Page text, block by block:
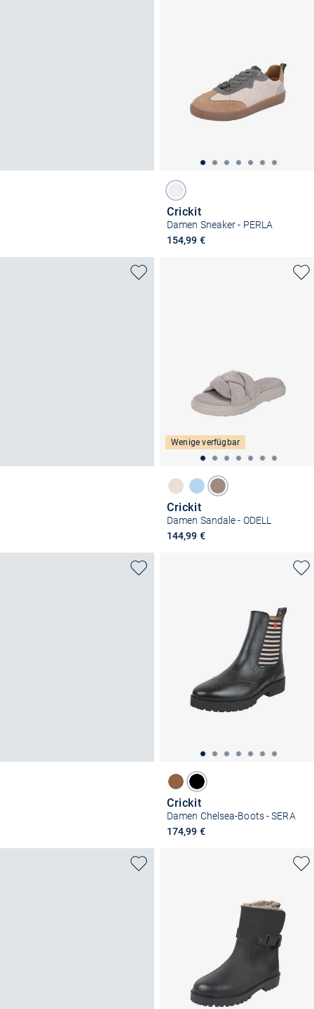
Crickit
Damen Sneaker - PERLA
154,99 €
Wenige verfügbar
Crickit
Damen Sandale - ODELL
144,99 €
Crickit
Damen Chelsea-Boots - SERA
174,99 €